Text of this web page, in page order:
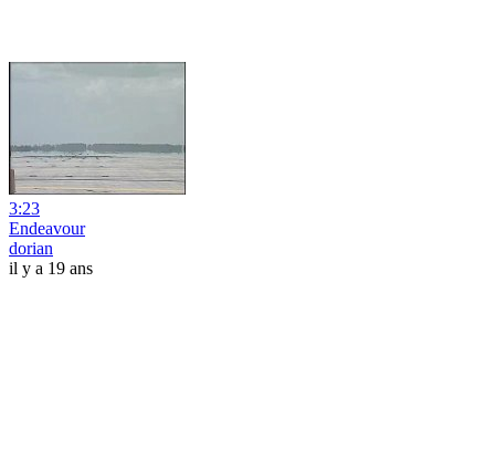
3:23
Endeavour
dorian
il y a 19 ans